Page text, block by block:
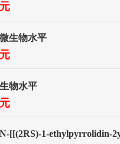
生物水平
物水平
[[(2RS)-1-ethylpyrrolidin-